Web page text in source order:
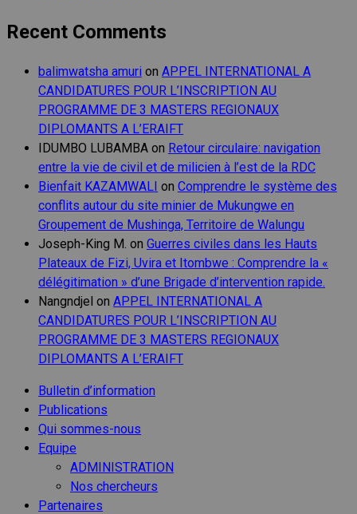
Recent Comments
balimwatsha amuri on APPEL INTERNATIONAL A
CANDIDATURES POUR L’INSCRIPTION AU
PROGRAMME DE 3 MASTERS REGIONAUX
DIPLOMANTS A L’ERAIFT
IDUMBO LUBAMBA on Retour circulaire: navigation
entre la vie de civil et de milicien à l’est de la RDC
Bienfait KAZAMWALI on Comprendre le système des
conflits autour du site minier de Mukungwe en
Groupement de Mushinga, Territoire de Walungu
Joseph-King M. on Guerres civiles dans les Hauts
Plateaux de Fizi, Uvira et Itombwe : Comprendre la «
délégitimation » d’une Brigade d’intervention rapide.
Nangndjel on APPEL INTERNATIONAL A
CANDIDATURES POUR L’INSCRIPTION AU
PROGRAMME DE 3 MASTERS REGIONAUX
DIPLOMANTS A L’ERAIFT
Bulletin d’information
Publications
Qui sommes-nous
Equipe
ADMINISTRATION
Nos chercheurs
Partenaires